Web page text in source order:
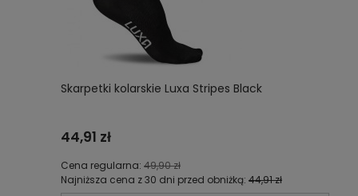
Skarpetki kolarskie Luxa Stripes Black
44,91 zł
Cena regularna: 49,90 zł
Najniższa cena z 30 dni przed obniżką: 44,91 zł